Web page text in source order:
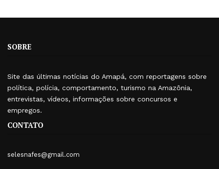
SOBRE
Site das últimas notícias do Amapá, com reportagens sobre
política, polícia, comportamento, turismo na Amazônia,
entrevistas, vídeos, informações sobre concursos e
empregos.
CONTATO
selesnafes@gmail.com